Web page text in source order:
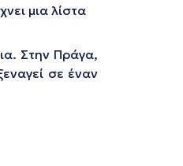
μια λίστα
Στην Πράγα,
σε έναν